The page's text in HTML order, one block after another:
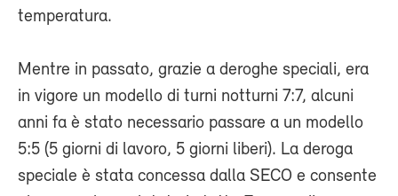
temperatura.
Mentre in passato, grazie a deroghe speciali, era
in vigore un modello di turni notturni 7:7, alcuni
anni fa è stato necessario passare a un modello
5:5 (5 giorni di lavoro, 5 giorni liberi). La deroga
speciale è stata concessa dalla SECO e consente